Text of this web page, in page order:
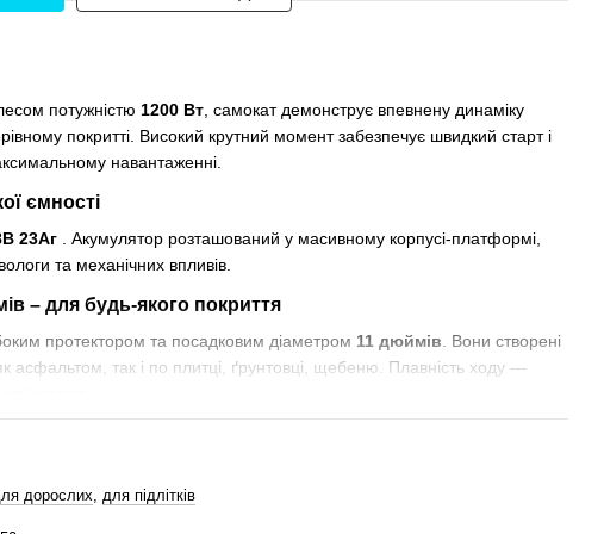
потужністю 1200 Вт, самокат демонструє впевнену динаміку
покритті. Високий крутний момент забезпечує швидкий старт і
навантаженні.
ємності
В 23Аг . Акумулятор розташований у масивному корпусі-платформі,
та механічних впливів.
– для будь-якого покриття
протектором та посадковим діаметром 11 дюймів. Вони створені
асфальтом, так і по плитці, ґрунтовці, щебеню. Плавність ходу —
поглинає вібрації навіть при їзді по нерівностях і бордюрах.
дорослих, для підлітків